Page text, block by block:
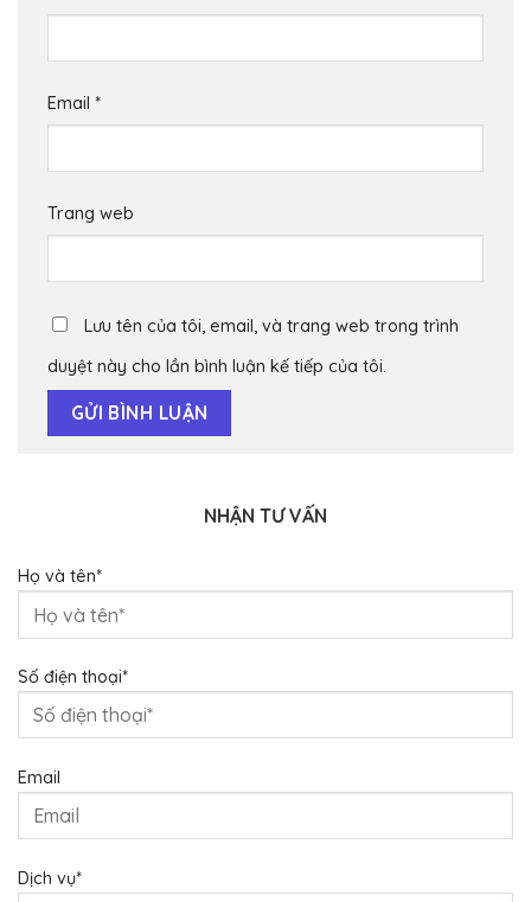
Email *
Trang web
Lưu tên của tôi, email, và trang web trong trình
duyệt này cho lần bình luận kế tiếp của tôi.
NHẬN TƯ VẤN
Họ và tên*
Số điện thoại*
Email
Dịch vụ*